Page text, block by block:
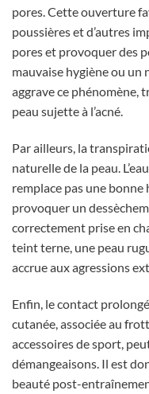
pores. Cette ouverture
poussières et d’autres
pores et provoquer des
mauvaise hygiène ou un
aggrave ce phénomène,
peau sujette à l’acné.
Par ailleurs, la
naturelle de la peau.
remplace pas une
provoquer un
correctement prise en
teint terne, une peau
accrue aux agressions
Enfin, le contact
cutanée, associée au
accessoires de sport,
démangeaisons. Il est
beauté post-